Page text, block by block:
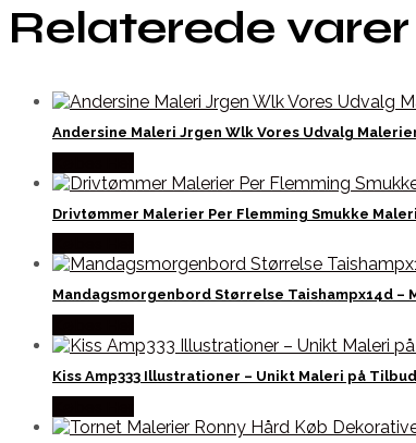
Relaterede varer
Andersine Maleri Jrgen Wlk Vores Udvalg
Drivtømmer Malerier Per Flemming Smukke
Mandagsmorgenbord Størrelse Taishampx14d –
Kiss Amp333 Illustrationer – Unikt Maleri på